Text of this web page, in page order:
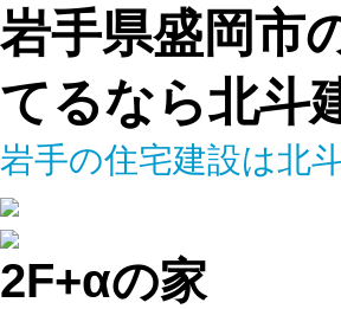
岩手県盛岡市
てるなら北斗
岩手の住宅建設は北
2F+αの家